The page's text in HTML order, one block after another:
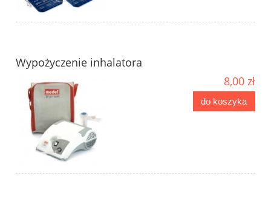
Wypożyczenie inhalatora
8,00 zł
do koszyka